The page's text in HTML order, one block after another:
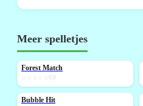
Meer spelletjes
NIEUW
Forest Match
0,0
NIEUW
Bubble Hit